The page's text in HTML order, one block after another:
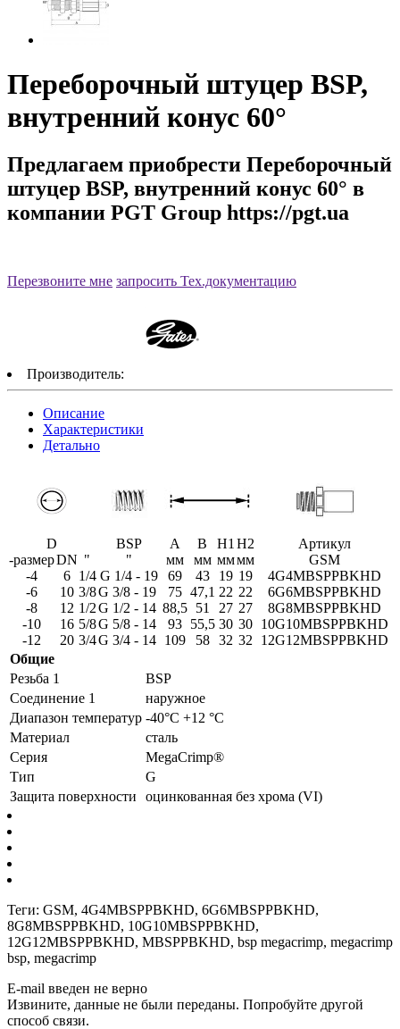
Переборочный штуцер BSP,
внутренний конус 60°
Предлагаем приобрести Переборочный
штуцер BSP, внутренний конус 60° в
компании PGT Group https://pgt.ua
Перезвоните мне запросить Тех.документацию
Производитель:
Описание
Характеристики
Детально
D BSP A B H1 H2
Артикул
-размерDN " " мм мм мммм
GSM
-4
6 1/4 G 1/4 - 19 69 43 19 19
4G4MBSPPBKHD
-6
10 3/8G 3/8 - 19 75 47,1 22 22
6G6MBSPPBKHD
-8
12 1/2G 1/2 - 14 88,5 51 27 27
8G8MBSPPBKHD
-10
16 5/8G 5/8 - 14 93 55,5 30 30 10G10MBSPPBKHD
-12
20 3/4G 3/4 - 14 109 58 32 32
12G12MBSPPBKHD
Общие
Резьба 1
BSP
Соединение 1
наружное
Диапазон температур -40°C +12 °C
Материал
сталь
Серия
MegaCrimp®
Тип
G
Защита поверхности
оцинкованная без хрома (VI)
Теги: GSM, 4G4MBSPPBKHD, 6G6MBSPPBKHD,
8G8MBSPPBKHD, 10G10MBSPPBKHD,
12G12MBSPPBKHD, MBSPPBKHD, bsp megacrimp, megacrimp
bsp, megacrimp
E-mail введен не верно
Извините, данные не были переданы. Попробуйте другой
способ связи.